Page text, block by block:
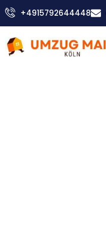
Zum
Inhalt
+4915792644448